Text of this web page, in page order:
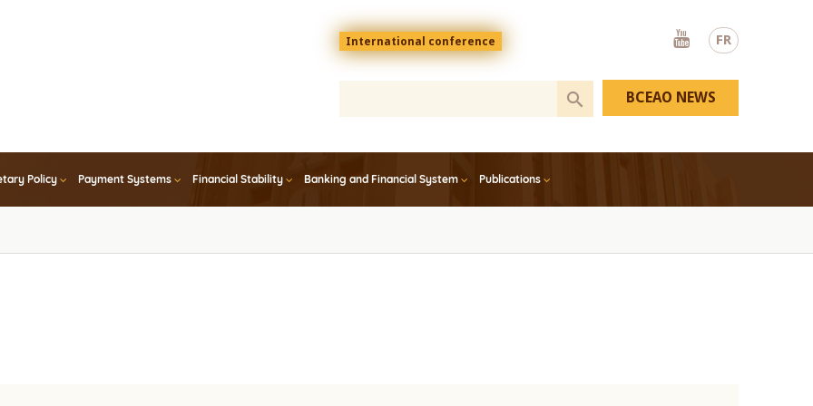
FR
Menu
top
En
International conference
Youtube
Policy Payment Systems Financial Stability Banking and Financial System Publications
BCEAO NEWS